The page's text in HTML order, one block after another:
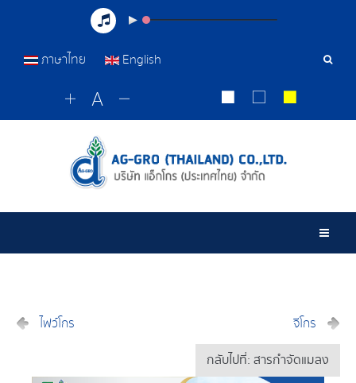
เครื่อ
ภาษาไทย English
ไฟว์โกร จีโกร
กลับไปที่: สารกำจัดแมลง